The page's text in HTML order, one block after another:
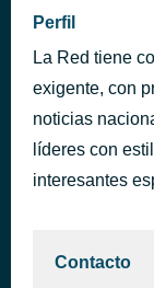
Queen
Los
Perfil
La Red tiene
exigente, con
noticias
líderes con
interesantes
Contacto